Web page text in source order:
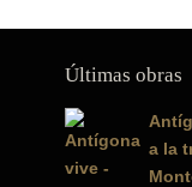
Últimas obras
a la